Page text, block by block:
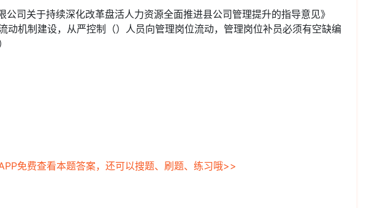
公司关于持续深化改革盘活人力资源全面推进县公司管理提升的指导意见》
动机制建设，从严控制（）人员向管理岗位流动，管理岗位补员必须有空缺编
免费查看本题答案，还可以搜题、刷题、练习哦>>